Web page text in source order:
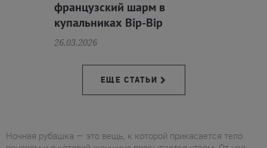
французский шарм в
купальниках Bip-Bip
26.03.2026
ЕЩЕ СТАТЬИ
Ночная рубашка — это вещь, к которой прикасается тело